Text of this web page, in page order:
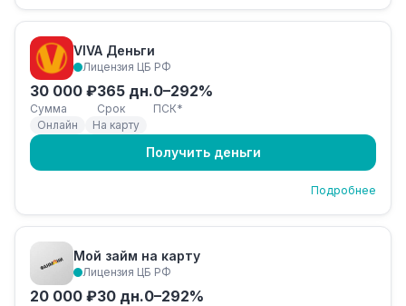
VIVA Деньги
Лицензия ЦБ РФ
30 000 ₽
Сумма
365 дн.
Срок
0–292%
ПСК*
Онлайн
На карту
Получить деньги
Подробнее
Мой займ на карту
Лицензия ЦБ РФ
20 000 ₽30 дн.0–292%